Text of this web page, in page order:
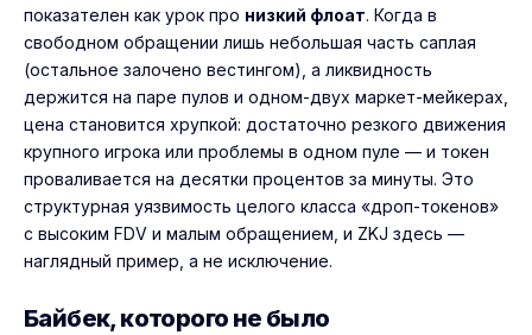
показателен как урок про низкий флоат. Когда в
свободном обращении лишь небольшая часть саплая
(остальное залочено вестингом), а ликвидность
держится на паре пулов и одном-двух маркет-мейкерах,
цена становится хрупкой: достаточно резкого движения
крупного игрока или проблемы в одном пуле — и токен
проваливается на десятки процентов за минуты. Это
структурная уязвимость целого класса «дроп-токенов»
с высоким FDV и малым обращением, и ZKJ здесь —
наглядный пример, а не исключение.
Байбек, которого не было